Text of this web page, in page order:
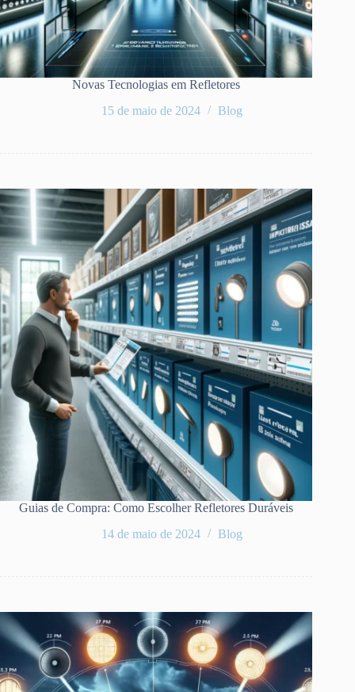
Novas Tecnologias em Refletores
15 de maio de 2024
Blog
Guias de Compra: Como Escolher Refletores Duráveis
14 de maio de 2024
Blog